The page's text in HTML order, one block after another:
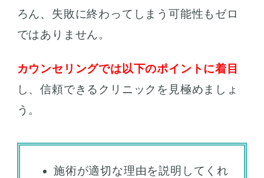
ろん、失敗に終わってしまう可能性もゼロ
ではありません。
カウンセリングでは以下のポイントに着目
し、信頼できるクリニックを見極めましょ
う。
施術が適切な理由を説明してくれ